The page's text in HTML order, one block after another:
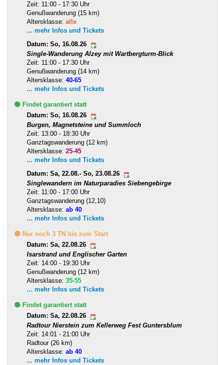
Zeit: 11:00 - 17:30 Uhr
Genußwanderung (15 km)
Altersklasse: alle
... mehr Infos und Tickets
Datum: So, 16.08.26
Single-Wanderung Alzey mit Wartbergturm-Blick
Zeit: 11:00 - 17:30 Uhr
Genußwanderung (14 km)
Altersklasse: 40-65
... mehr Infos und Tickets
🟢 Findet garantiert statt
Datum: So, 16.08.26
Burgen, Magnetsteine und Summloch
Zeit: 13:00 - 18:30 Uhr
Ganztagswanderung (12 km)
Altersklasse: 25-45
... mehr Infos und Tickets
Datum: Sa, 22.08.- So, 23.08.26
Singlewandern im Naturparadies Siebengebirge
Zeit: 11:00 - 17:00 Uhr
Ganztagswanderung (12,10)
Altersklasse: ab 40
... mehr Infos und Tickets
🟡 Nur noch 3 TN bis zum Start
Datum: Sa, 22.08.26
Isarstrand und Englischer Garten
Zeit: 14:00 - 19:30 Uhr
Genußwanderung (12 km)
Altersklasse: 35-55
... mehr Infos und Tickets
🟢 Findet garantiert statt
Datum: Sa, 22.08.26
Radtour Nierstein zum Kellerweg Fest Guntersblum
Zeit: 14:01 - 21:00 Uhr
Radtour (26 km)
Altersklasse: ab 40
... mehr Infos und Tickets